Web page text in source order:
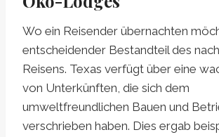
Wo ein Reisender übernachten
entscheidender Bestandteil des
Reisens. Texas verfügt über eine
von Unterkünften, die sich dem
umweltfreundlichen Bauen und
verschrieben haben. Dies ergab